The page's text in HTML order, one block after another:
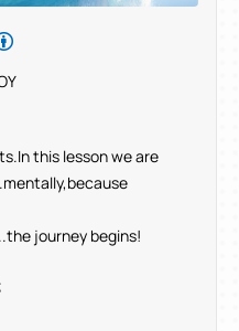
this lesson we are
journey begins!